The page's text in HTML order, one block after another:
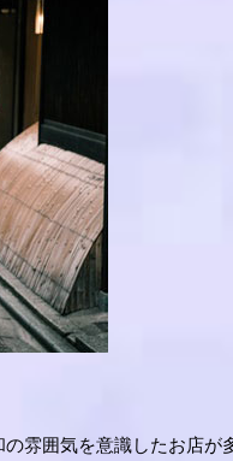
雰囲気を意識したお店が